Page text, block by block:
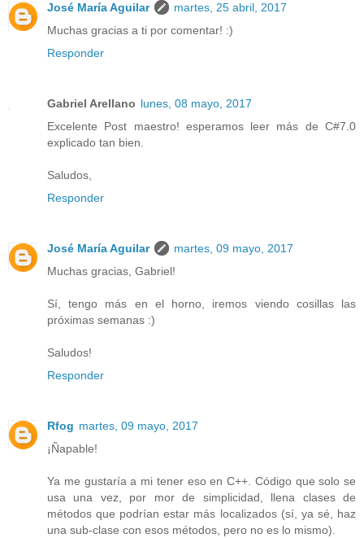
José María Aguilar
martes, 25 abril, 2017
Muchas gracias a ti por comentar! :)
Responder
Gabriel Arellano lunes, 08 mayo, 2017
Excelente Post maestro! esperamos leer más de C#7.0
explicado tan bien.
Saludos,
Responder
José María Aguilar
martes, 09 mayo, 2017
Muchas gracias, Gabriel!
Sí, tengo más en el horno, iremos viendo cosillas las
próximas semanas :)
Saludos!
Responder
Rfog martes, 09 mayo, 2017
¡Ñapable!
Ya me gustaría a mi tener eso en C++. Código que solo se
usa una vez, por mor de simplicidad, llena clases de
métodos que podrían estar más localizados (sí, ya sé, haz
una sub-clase con esos métodos, pero no es lo mismo).